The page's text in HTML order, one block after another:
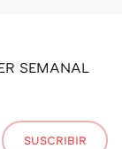
SEMANAL
SUSCRIBIR